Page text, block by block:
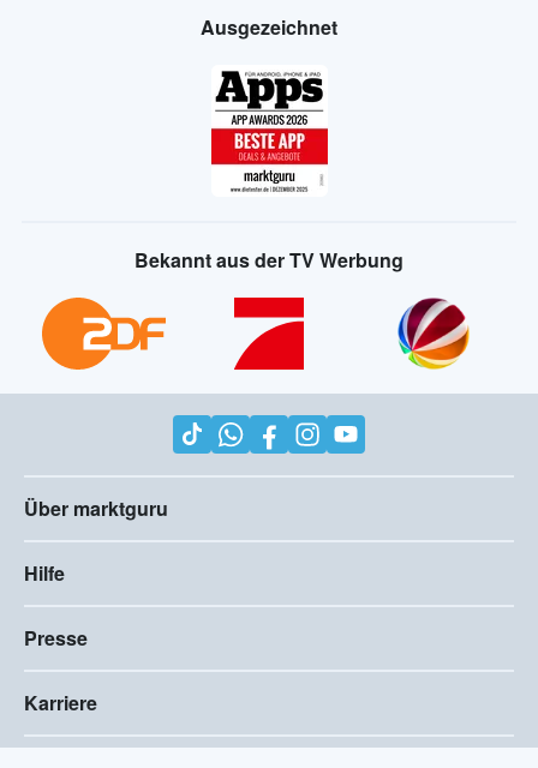
Ausgezeichnet
Bekannt aus der TV Werbung
Über marktguru
Hilfe
Presse
Karriere